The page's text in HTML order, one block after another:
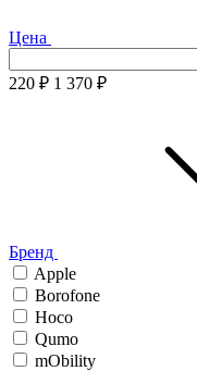
Цена
220 ₽ 1 370 ₽
Бренд
Apple
Borofone
Hoco
Qumo
mObility